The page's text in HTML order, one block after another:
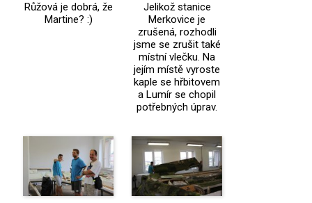
Růžová je dobrá, že
Martine? :)
Jelikož stanice
Merkovice je
zrušená, rozhodli
jsme se zrušit také
místní vlečku. Na
jejím místě vyroste
kaple se hřbitovem
a Lumír se chopil
potřebných úprav.